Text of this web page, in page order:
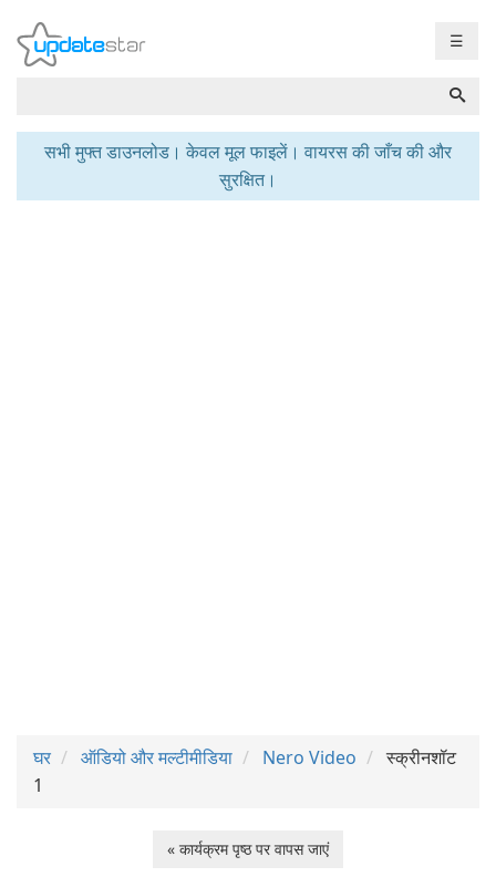
☰
सभी मुफ्त डाउनलोड। केवल मूल फाइलें। वायरस की जाँच की और
सुरक्षित।
घर ऑडियो और मल्टीमीडिया Nero Video
स्क्रीनशॉट
1
« कार्यक्रम पृष्ठ पर वापस जाएं